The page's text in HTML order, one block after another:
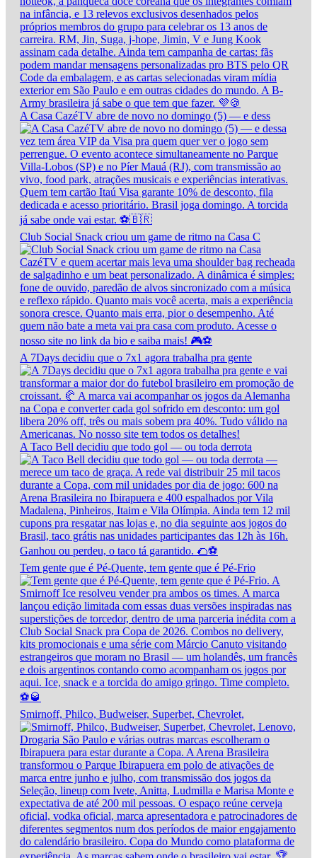
A Casa CazéTV abre de novo no domingo (5) — e dess
Club Social Snack criou um game de ritmo na Casa C
A 7Days decidiu que o 7x1 agora trabalha pra gente
A Taco Bell decidiu que todo gol — ou toda derrota
Tem gente que é Pé-Quente, tem gente que é Pé-Frio
Smirnoff, Philco, Budweiser, Superbet, Chevrolet,